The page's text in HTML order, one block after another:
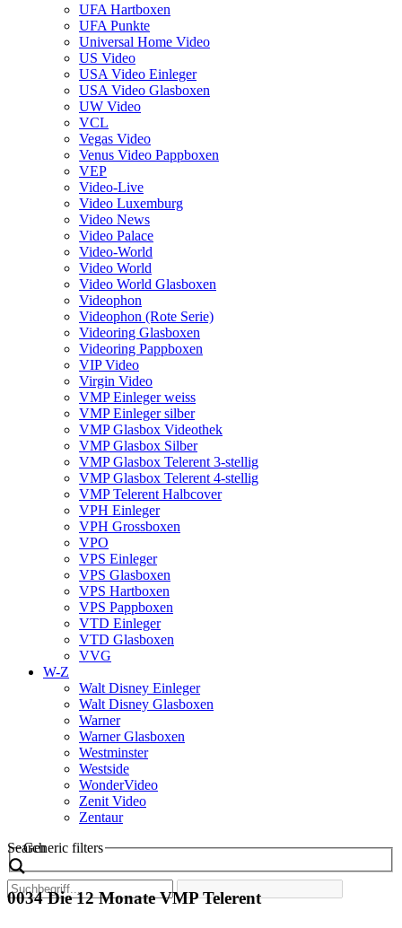
UFA Hartboxen
UFA Punkte
Universal Home Video
US Video
USA Video Einleger
USA Video Glasboxen
UW Video
VCL
Vegas Video
Venus Video Pappboxen
VEP
Video-Live
Video Luxemburg
Video News
Video Palace
Video-World
Video World
Video World Glasboxen
Videophon
Videophon (Rote Serie)
Videoring Glasboxen
Videoring Pappboxen
VIP Video
Virgin Video
VMP Einleger weiss
VMP Einleger silber
VMP Glasbox Videothek
VMP Glasbox Silber
VMP Glasbox Telerent 3-stellig
VMP Glasbox Telerent 4-stellig
VMP Telerent Halbcover
VPH Einleger
VPH Grossboxen
VPO
VPS Einleger
VPS Glasboxen
VPS Hartboxen
VPS Pappboxen
VTD Einleger
VTD Glasboxen
VVG
W-Z
Walt Disney Einleger
Walt Disney Glasboxen
Warner
Warner Glasboxen
Westminster
Westside
WonderVideo
Zenit Video
Zentaur
Search
Generic filters
0034 Die 12 Monate VMP Telerent